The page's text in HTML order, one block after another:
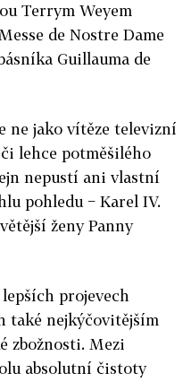
Terrym Weyem
de Nostre Dame
Guillauma de
ne jako vítěze televizní
lehce potměšilého
nepustí ani vlastní
pohledu − Karel IV.
ženy Panny
projevech
také nejkýčovitějším
zbožnosti. Mezi
absolutní čistoty